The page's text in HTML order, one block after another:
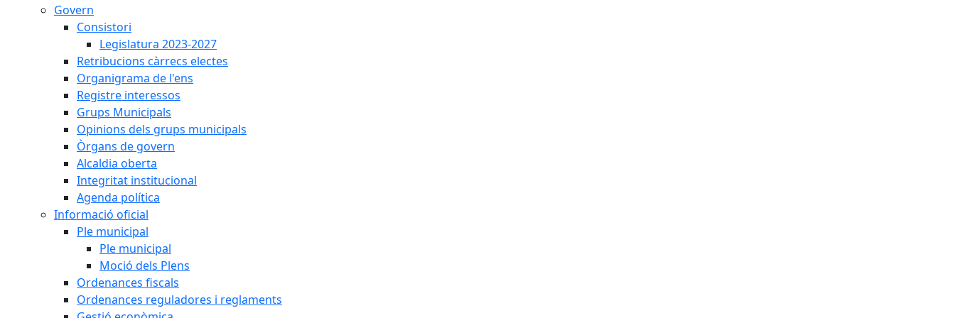
Govern
Consistori
Legislatura 2023-2027
Retribucions càrrecs electes
Organigrama de l'ens
Registre interessos
Grups Municipals
Opinions dels grups municipals
Òrgans de govern
Alcaldia oberta
Integritat institucional
Agenda política
Informació oficial
Ple municipal
Ple municipal
Moció dels Plens
Ordenances fiscals
Ordenances reguladores i reglaments